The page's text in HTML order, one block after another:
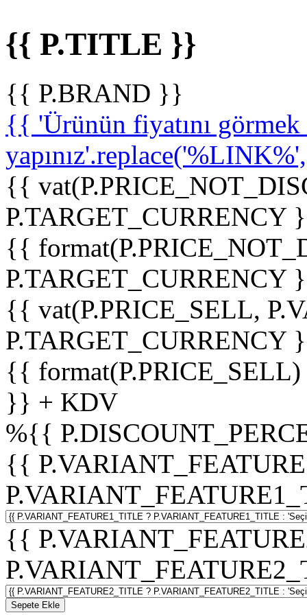
{{ P.TITLE }}
{{ P.BRAND }}
{{ 'Ürünün fiyatını
{{
P.TARGET_CURRENCY
{{
P.TARGET_CURRENCY
{{ vat(P.PRICE_SELL,
P.TARGET_CURRENCY
{{
}} + KDV
%{{
{{
{{
Sepete Ekle